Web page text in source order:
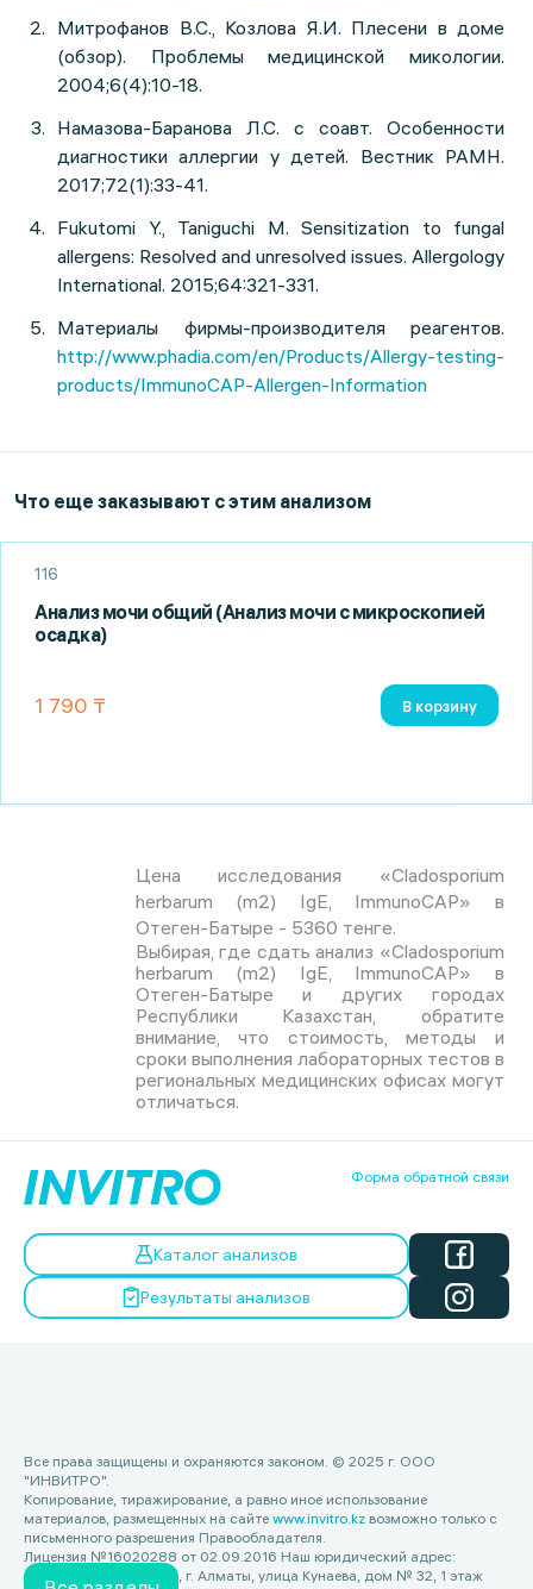
Митрофанов В.С., Козлова Я.И. Плесени в доме
(обзор). Проблемы медицинской микологии.
2004;6(4):10-18.
Намазова-Баранова Л.С. с соавт. Особенности
диагностики аллергии у детей. Вестник РАМН.
2017;72(1):33-41.
Fukutomi Y., Taniguchi M. Sensitization to fungal
allergens: Resolved and unresolved issues. Allergology
International. 2015;64:321-331.
Материалы фирмы-производителя реагентов.
http://www.phadia.com/en/Products/Allergy-testing-
products/ImmunoCAP-Allergen-Information
Что еще заказывают с этим анализом
116
Анализ мочи общий (Анализ мочи с микроскопией
осадка)
1 790 ₸ В корзину
Цена исследования «Cladosporium
herbarum (m2) IgE, ImmunoCAP» в
Отеген-Батыре - 5360 тенге.
Выбирая, где сдать анализ «Cladosporium
herbarum (m2) IgE, ImmunoCAP» в
Отеген-Батыре и других городах
Республики Казахстан, обратите
внимание, что стоимость, методы и
сроки выполнения лабораторных тестов в
региональных медицинских офисах могут
отличаться.
Форма обратной связи
Каталог анализов
Результаты анализов
Все права защищены и охраняются законом. © 2025 г. ООО
"ИНВИТРО".
Копирование, тиражирование, а равно иное использование
материалов, размещенных на сайте www.invitro.kz возможно только с
письменного разрешения Правообладателя.
Лицензия №16020288 от 02.09.2016 Наш юридический адрес:
Республика Казахстан, г. Алматы, улица Кунаева, дом № 32, 1 этаж